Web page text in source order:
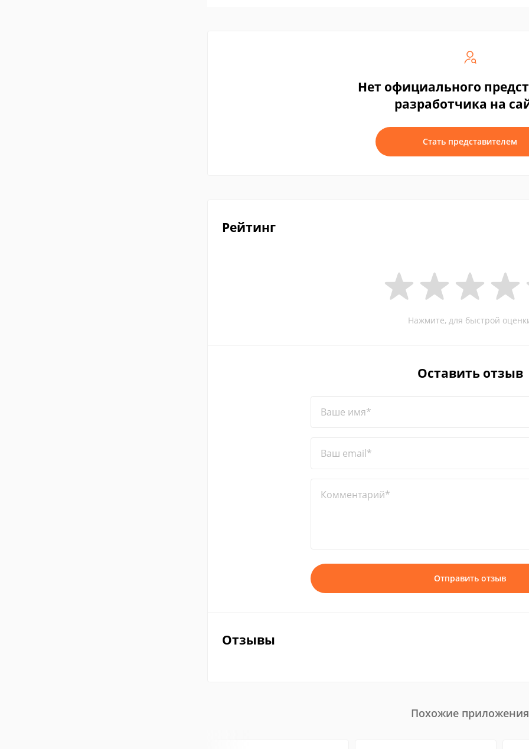
Нет официального
разработчика на
Стать представителем
Рейтинг
Нажмите, для быстрой
Оставить отзыв
Ваше имя*
Ваш email*
Комментарий*
Отправить отзыв
Отзывы
Похожие приложения